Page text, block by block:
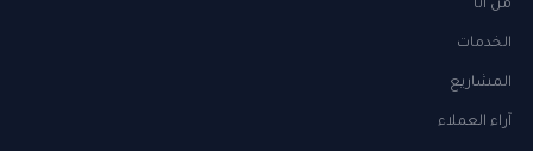
من أنا
الخدمات
المشاريع
آراء العملاء